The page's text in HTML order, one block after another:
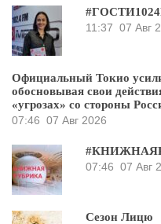
11:37 07 Авг
Официальный Токио
обосновывая свои
«угрозах» со стороны
07:46 07 Авг 2026
07:46 07 Авг
Сезон Лицю